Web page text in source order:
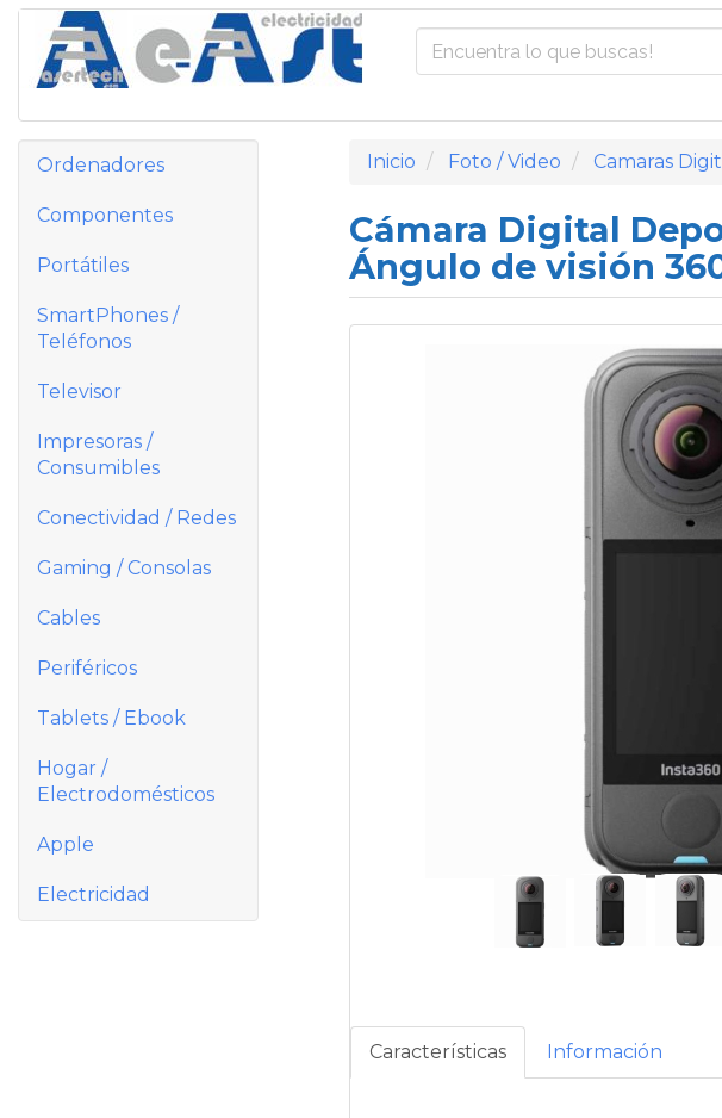
Ordenadores
Componentes
Portátiles
SmartPhones /
Teléfonos
Televisor
Impresoras /
Consumibles
Conectividad / Redes
Gaming / Consolas
Cables
Periféricos
Tablets / Ebook
Hogar /
Electrodomésticos
Apple
Electricidad
Inicio Foto / Video Camaras
Cámara Digital
Ángulo de visión
Características Información